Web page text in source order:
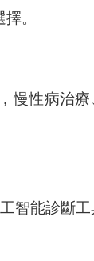
。
慢性病治療
智能診斷工